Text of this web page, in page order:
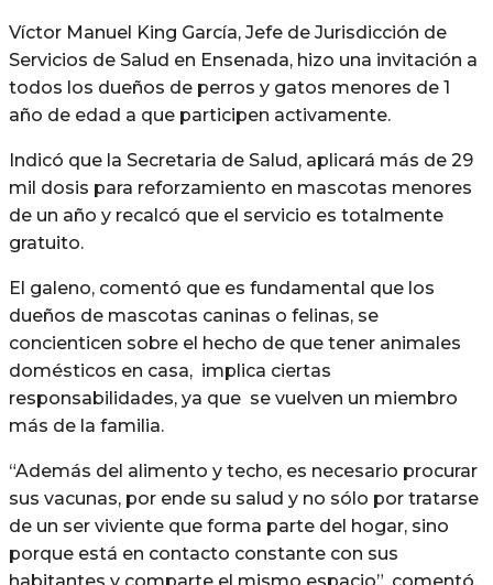
Víctor Manuel King García, Jefe de Jurisdicción de
Servicios de Salud en Ensenada, hizo una invitación a
todos los dueños de perros y gatos menores de 1
año de edad a que participen activamente.
Indicó que la Secretaria de Salud, aplicará más de 29
mil dosis para reforzamiento en mascotas menores
de un año y recalcó que el servicio es totalmente
gratuito.
El galeno, comentó que es fundamental que los
dueños de mascotas caninas o felinas, se
concienticen sobre el hecho de que tener animales
domésticos en casa, implica ciertas
responsabilidades, ya que se vuelven un miembro
más de la familia.
“Además del alimento y techo, es necesario procurar
sus vacunas, por ende su salud y no sólo por tratarse
de un ser viviente que forma parte del hogar, sino
porque está en contacto constante con sus